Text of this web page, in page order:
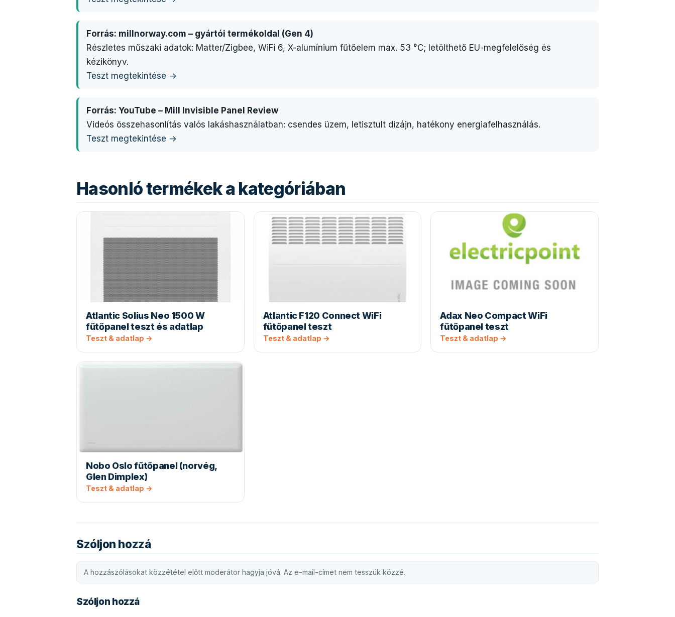
Forrás: millnorway.com – gyártói termékoldal (Gen 4)
Részletes műszaki adatok: Matter/Zigbee, WiFi 6, X-alumínium fűtőelem max. 53 °C; letölthető EU-megfelelőség és
kézikönyv.
Teszt megtekintése →
Forrás: YouTube – Mill Invisible Panel Review
Videós összehasonlítás valós lakáshasználatban: csendes üzem, letisztult dizájn, hatékony energiafelhasználás.
Teszt megtekintése →
Hasonló termékek a kategóriában
Atlantic Solius Neo 1500 W
fűtőpanel teszt és adatlap
Teszt & adatlap →
Atlantic F120 Connect WiFi
fűtőpanel teszt
Teszt & adatlap →
Adax Neo Compact WiFi
fűtőpanel teszt
Teszt & adatlap →
Nobo Oslo fűtőpanel (norvég,
Glen Dimplex)
Teszt & adatlap →
Szóljon hozzá
A hozzászólásokat közzététel előtt moderátor hagyja jóvá. Az e-mail-címet nem tesszük közzé.
Szóljon hozzá